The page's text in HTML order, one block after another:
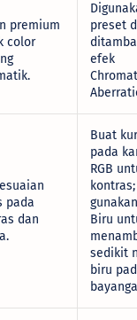
premium
color
preset
efek
pada
dan
Buat
pada
RGB
kontras;
Biru
sedikit
biru